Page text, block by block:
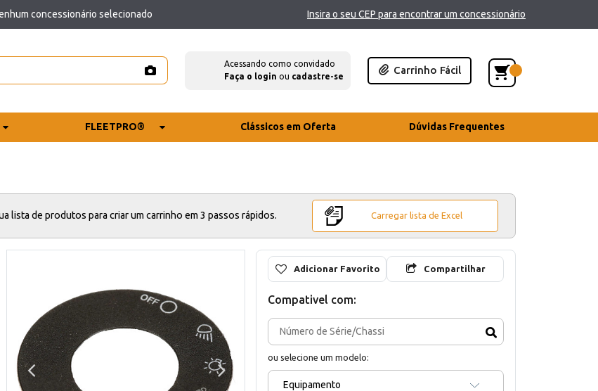
concessionário selecionado Insira o seu CEP para encontrar um concessionário
Acessando como convidado
Faça o login ou cadastre-se
Carrinho Fácil
FLEETPRO® Clássicos em Oferta Dúvidas Frequentes
lista de produtos para criar um carrinho em 3 passos rápidos. Carregar lista de Excel
Adicionar Favorito Compartilhar
Compativel com:
ou selecione um modelo:
Equipamento